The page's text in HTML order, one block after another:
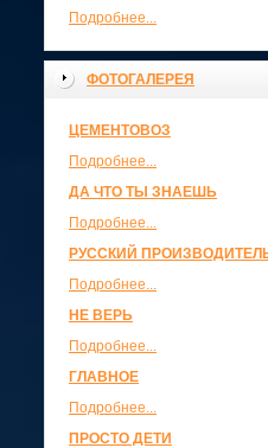
Подробнее...
ФОТОГАЛЕРЕЯ
ЦЕМЕНТОВОЗ
Подробнее...
ДА ЧТО ТЫ ЗНАЕШЬ
Подробнее...
РУССКИЙ
Подробнее...
НЕ ВЕРЬ
Подробнее...
ГЛАВНОЕ
Подробнее...
ПРОСТО ДЕТИ